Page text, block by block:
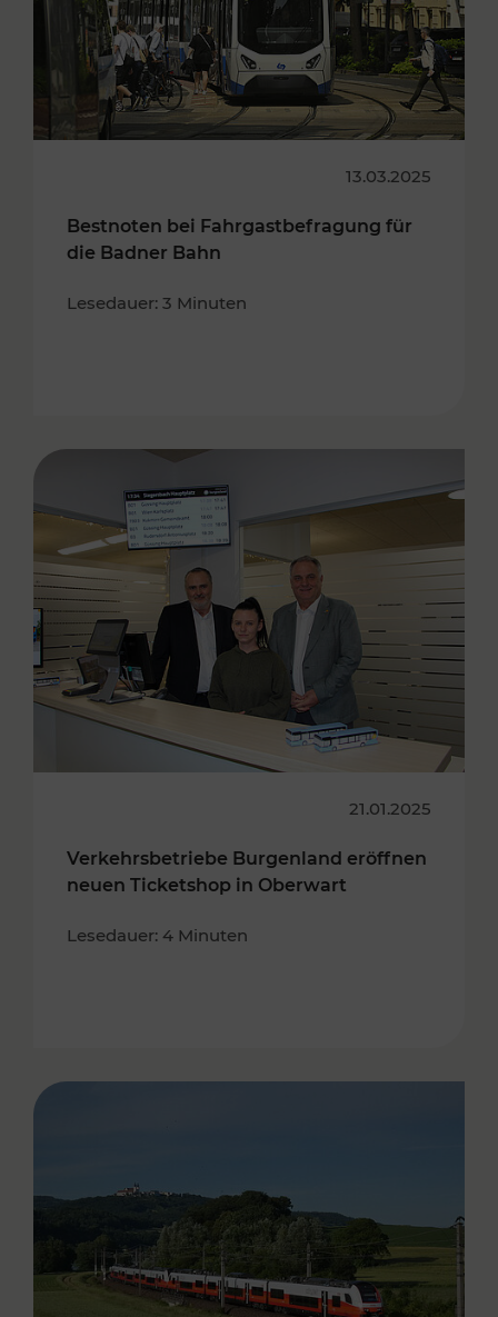
13.03.2025
Bestnoten bei Fahrgastbefragung für
die Badner Bahn
Lesedauer: 3 Minuten
21.01.2025
Verkehrsbetriebe Burgenland eröffnen
neuen Ticketshop in Oberwart
Lesedauer: 4 Minuten